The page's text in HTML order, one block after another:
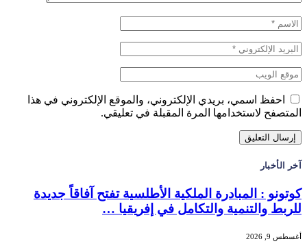
احفظ اسمي، بريدي الإلكتروني، والموقع الإلكتروني في هذا
المتصفح لاستخدامها المرة المقبلة في تعليقي.
آخر الأخبار
كوتونو : المبادرة الملكية الأطلسية تفتح آفاقاً جديدة
للربط والتنمية والتكامل في إفريقيا …
أغسطس 9, 2026